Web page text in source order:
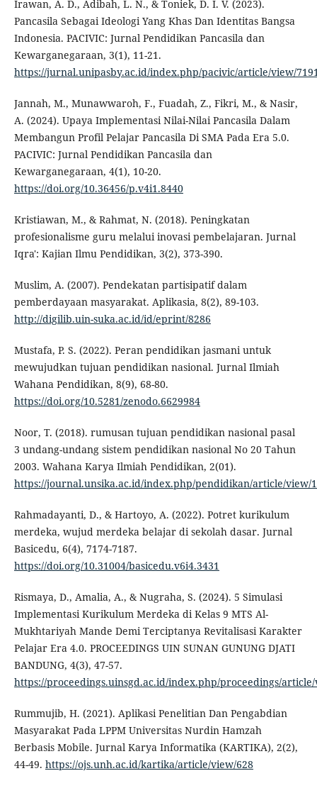
Irawan, A. D., Adibah, L. N., & Toniek, D. I. V. (2023).
Pancasila Sebagai Ideologi Yang Khas Dan Identitas Bangsa
Indonesia. PACIVIC: Jurnal Pendidikan Pancasila dan
Kewarganegaraan, 3(1), 11-21.
https://jurnal.unipasby.ac.id/index.php/pacivic/article/view/
Jannah, M., Munawwaroh, F., Fuadah, Z., Fikri, M., & Nasir,
A. (2024). Upaya Implementasi Nilai-Nilai Pancasila Dalam
Membangun Profil Pelajar Pancasila Di SMA Pada Era 5.0.
PACIVIC: Jurnal Pendidikan Pancasila dan
Kewarganegaraan, 4(1), 10-20.
https://doi.org/10.36456/p.v4i1.8440
Kristiawan, M., & Rahmat, N. (2018). Peningkatan
profesionalisme guru melalui inovasi pembelajaran. Jurnal
Iqra': Kajian Ilmu Pendidikan, 3(2), 373-390.
Muslim, A. (2007). Pendekatan partisipatif dalam
pemberdayaan masyarakat. Aplikasia, 8(2), 89-103.
http://digilib.uin-suka.ac.id/id/eprint/8286
Mustafa, P. S. (2022). Peran pendidikan jasmani untuk
mewujudkan tujuan pendidikan nasional. Jurnal Ilmiah
Wahana Pendidikan, 8(9), 68-80.
https://doi.org/10.5281/zenodo.6629984
Noor, T. (2018). rumusan tujuan pendidikan nasional pasal
3 undang-undang sistem pendidikan nasional No 20 Tahun
2003. Wahana Karya Ilmiah Pendidikan, 2(01).
https://journal.unsika.ac.id/index.php/pendidikan/article/view/
Rahmadayanti, D., & Hartoyo, A. (2022). Potret kurikulum
merdeka, wujud merdeka belajar di sekolah dasar. Jurnal
Basicedu, 6(4), 7174-7187.
https://doi.org/10.31004/basicedu.v6i4.3431
Rismaya, D., Amalia, A., & Nugraha, S. (2024). 5 Simulasi
Implementasi Kurikulum Merdeka di Kelas 9 MTS Al-
Mukhtariyah Mande Demi Terciptanya Revitalisasi Karakter
Pelajar Era 4.0. PROCEEDINGS UIN SUNAN GUNUNG DJATI
BANDUNG, 4(3), 47-57.
https://proceedings.uinsgd.ac.id/index.php/proceedings/
Rummujib, H. (2021). Aplikasi Penelitian Dan Pengabdian
Masyarakat Pada LPPM Universitas Nurdin Hamzah
Berbasis Mobile. Jurnal Karya Informatika (KARTIKA), 2(2),
44-49. https://ojs.unh.ac.id/kartika/article/view/628